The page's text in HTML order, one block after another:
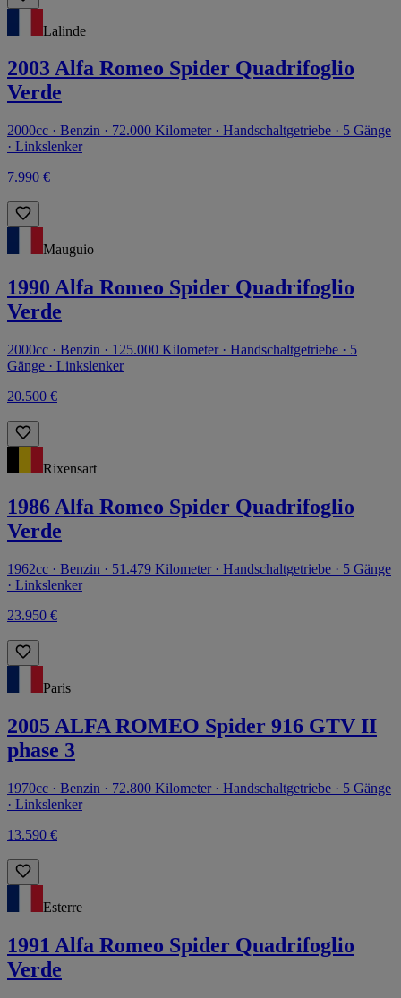
Lalinde
2003 Alfa Romeo Spider Quadrifoglio
Verde
2000cc · Benzin · 72.000 Kilometer · Handschaltgetriebe · 5 Gänge
· Linkslenker
7.990 €
Mauguio
1990 Alfa Romeo Spider Quadrifoglio
Verde
2000cc · Benzin · 125.000 Kilometer · Handschaltgetriebe · 5
Gänge · Linkslenker
20.500 €
Rixensart
1986 Alfa Romeo Spider Quadrifoglio
Verde
1962cc · Benzin · 51.479 Kilometer · Handschaltgetriebe · 5 Gänge
· Linkslenker
23.950 €
Paris
2005 ALFA ROMEO Spider 916 GTV II
phase 3
1970cc · Benzin · 72.800 Kilometer · Handschaltgetriebe · 5 Gänge
· Linkslenker
13.590 €
Esterre
1991 Alfa Romeo Spider Quadrifoglio
Verde